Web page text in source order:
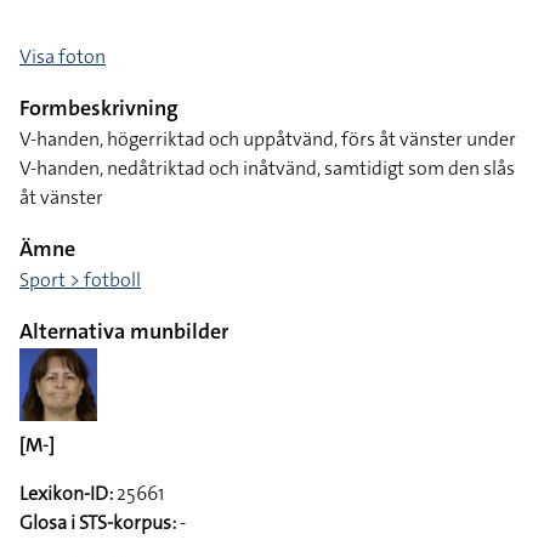
Visa foton
Formbeskrivning
V-handen, högerriktad och uppåtvänd, förs åt vänster under
V-handen, nedåtriktad och inåtvänd, samtidigt som den slås
åt vänster
Ämne
Sport > fotboll
Alternativa munbilder
[M-]
Lexikon-ID:25661
Glosa i STS-korpus:-